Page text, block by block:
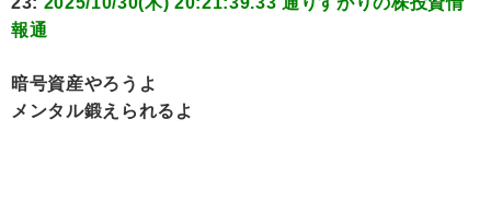
報通
暗号資産やろうよ
メンタル鍛えられるよ